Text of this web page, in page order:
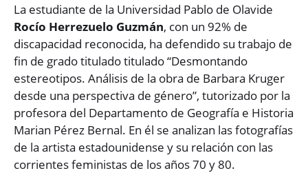
La estudiante de la Universidad Pablo de Olavide
Rocío Herrezuelo Guzmán, con un 92% de
discapacidad reconocida, ha defendido su trabajo de
fin de grado titulado titulado “Desmontando
estereotipos. Análisis de la obra de Barbara Kruger
desde una perspectiva de género”, tutorizado por la
profesora del Departamento de Geografía e Historia
Marian Pérez Bernal. En él se analizan las fotografías
de la artista estadounidense y su relación con las
corrientes feministas de los años 70 y 80.